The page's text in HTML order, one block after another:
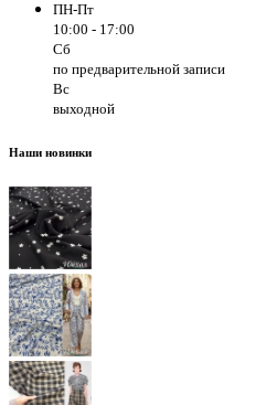
ПН-Пт
10:00 - 17:00
Сб
по предварительной записи
Вс
выходной
Наши новинки